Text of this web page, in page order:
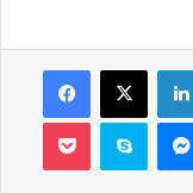
Facebook
X
Pocket Skype